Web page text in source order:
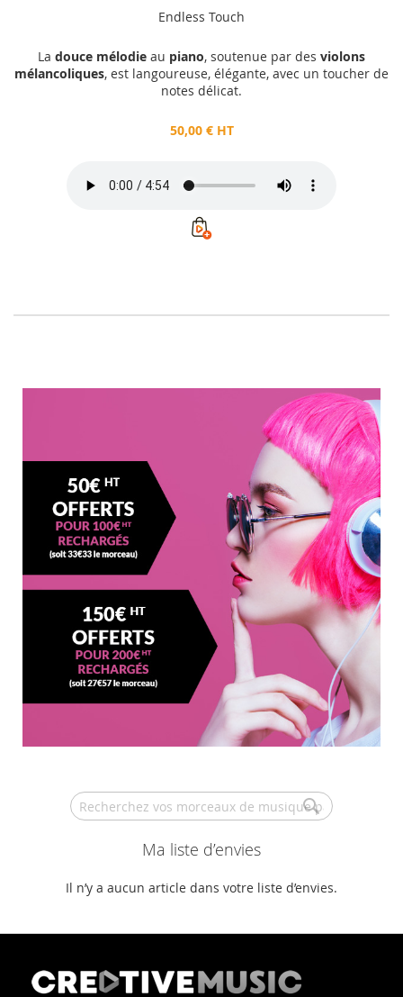
Endless Touch
La douce mélodie au piano, soutenue par des violons
mélancoliques, est langoureuse, élégante, avec un toucher de
notes délicat.
50,00 € HT
Ma liste d’envies
Il n’y a aucun article dans votre liste d’envies.